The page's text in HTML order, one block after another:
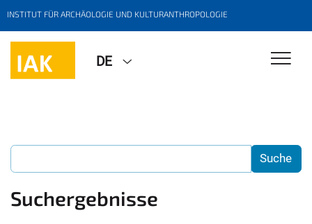
INSTITUT FÜR ARCHÄOLOGIE UND KULTURANTHROPOLOGIE
DE
Suchergebnisse